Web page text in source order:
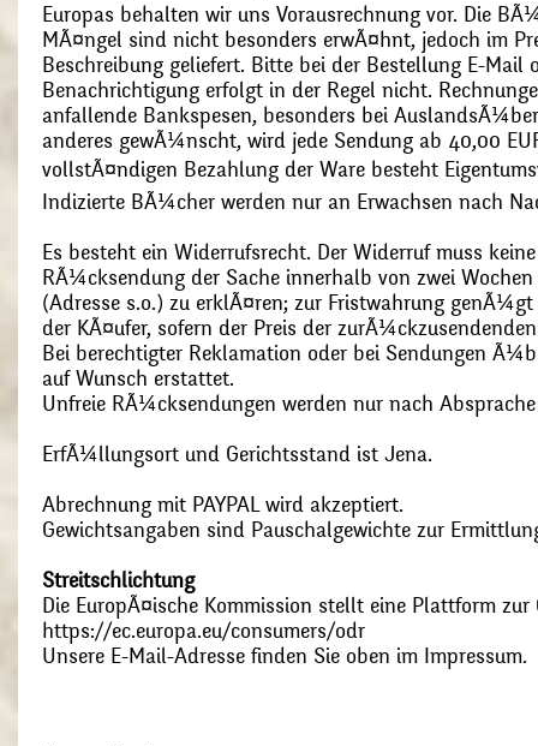
Europas behalten wir uns Vorausrechnung vor. Die
MÃ¤ngel sind nicht besonders erwÃ¤hnt, jedoch im
Beschreibung geliefert. Bitte bei der Bestellung E-Mail
Benachrichtigung erfolgt in der Regel nicht.
anfallende Bankspesen, besonders bei
anderes gewÃ¼nscht, wird jede Sendung ab 40,00
vollstÃ¤ndigen Bezahlung der Ware besteht
Indizierte BÃ¼cher werden nur an Erwachsen nach
Es besteht ein Widerrufsrecht. Der Widerruf muss
RÃ¼cksendung der Sache innerhalb von zwei
(Adresse s.o.) zu erklÃ¤ren; zur Fristwahrung
der KÃ¤ufer, sofern der Preis der
Bei berechtigter Reklamation oder bei Sendungen
auf Wunsch erstattet.
Unfreie RÃ¼cksendungen werden nur nach
ErfÃ¼llungsort und Gerichtsstand ist Jena.
Abrechnung mit PAYPAL wird akzeptiert.
Gewichtsangaben sind Pauschalgewichte zur
Streitschlichtung
Die EuropÃ¤ische Kommission stellt eine Plattform
https://ec.europa.eu/consumers/odr
Unsere E-Mail-Adresse finden Sie oben im Impressum.